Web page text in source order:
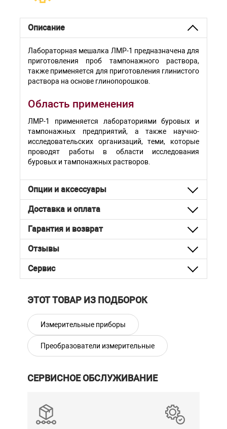
Описание
Лабораторная мешалка ЛМР-1 предназначена для
приготовления проб тампонажного раствора,
также применяется для приготовления глинистого
раствора на основе глинопорошков.
Область применения
ЛМР-1 применяется лабораториями буровых и
тампонажных предприятий, а также научно-
исследовательских организаций, теми, которые
проводят работы в области исследования
буровых и тампонажных растворов.
Опции и аксессуары
Доставка и оплата
Гарантия и возврат
Отзывы
Сервис
ЭТОТ ТОВАР ИЗ ПОДБОРОК
Измерительные приборы
Преобразователи измерительные
СЕРВИСНОЕ ОБСЛУЖИВАНИЕ